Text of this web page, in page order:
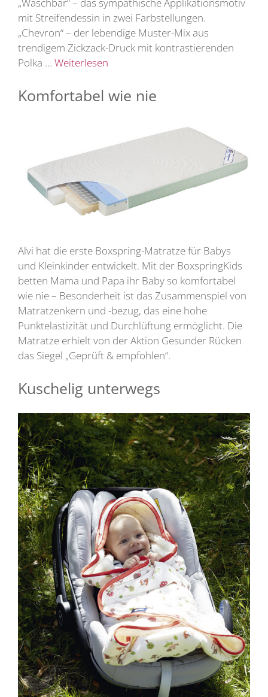
„Waschbär“ – das sympathische Applikationsmotiv
mit Streifendessin in zwei Farbstellungen.
„Chevron“ – der lebendige Muster-Mix aus
trendigem Zickzack-Druck mit kontrastierenden
Polka … Weiterlesen
Komfortabel wie nie
Alvi hat die erste Boxspring-Matratze für Babys
und Kleinkinder entwickelt. Mit der BoxspringKids
betten Mama und Papa ihr Baby so komfortabel
wie nie – Besonderheit ist das Zusammenspiel von
Matratzenkern und -bezug, das eine hohe
Punktelastizität und Durchlüftung ermöglicht. Die
Matratze erhielt von der Aktion Gesunder Rücken
das Siegel „Geprüft & empfohlen“.
Kuschelig unterwegs